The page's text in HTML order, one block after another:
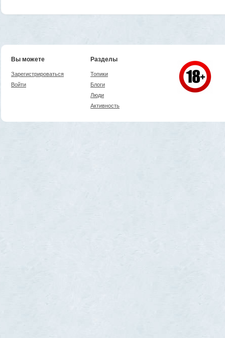
Вы можете
Зарегистрироваться
Войти
Разделы
Топики
Блоги
Люди
Активность